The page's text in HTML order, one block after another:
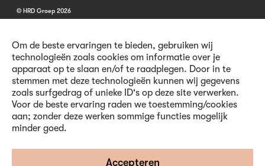
Om de beste ervaringen te bieden, gebruiken wij
technologieën zoals cookies om informatie over je
apparaat op te slaan en/of te raadplegen. Door in te
stemmen met deze technologieën kunnen wij gegevens
zoals surfgedrag of unieke ID's op deze site verwerken.
Voor de beste ervaring raden we toestemming/cookies
aan; zonder deze werken sommige functies mogelijk
minder goed.
Accepteren
© HRD Groep 2026
Algemene informatie
Contact
Voorwaarden
Privacy en Cookies
Volg ons